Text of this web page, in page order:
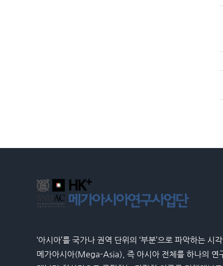
‘아시아’를 국가나 권역 단위의 ‘부분’으로 파악하는 시
메가아시아(Mega-Asia), 즉 아시아 전체를 하나의 연